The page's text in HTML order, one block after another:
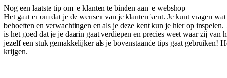
Nog een laatste tip om je klanten te binden aan je webshop
Het gaat er om dat je de wensen van je klanten kent. Je kunt vragen
behoeften en verwachtingen en als je deze kent kun je hier op
is het goed dat je je daarin gaat verdiepen en precies weet waar zij
jezelf een stuk gemakkelijker als je bovenstaande tips gaat gebruiken!
krijgen.